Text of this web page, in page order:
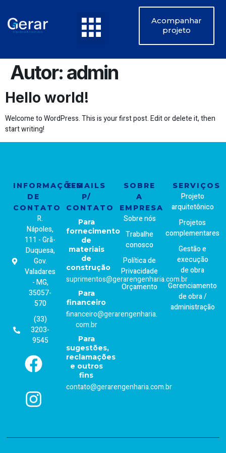
Acompanhar
projeto
Autor:admin
Hello world!
Welcome to WordPress. This is your first post. Edit or delete it, then
start writing!
INFORMAÇÕES
DE
CONTATO
R.
Nápoles,
111 - Grã-
Duquesa,
Gov.
Valadares
- MG,
35057-
570
(33)
3203-
9545
E-MAILS
P/
CONTATO
Para
fornecimento
de
materiais
de
construção
suprimentos@gerarengenharia.com.br
Para
financeiro
financeiro@gerarengenharia.
com.br
Para
sugestões,
reclamações
e outros
fins
contato@gerarengenharia.com.br
SOBRE
A
EMPRESA
Sobre nós
Trabalhe
conosco
Política de
Privacidade
Orçamento
SERVIÇOS
Projeto
arquitetônico
Projetos
complementares
Gestão e
execução
de obra
Gerenciamento
de obra /
administração